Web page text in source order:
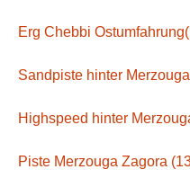
Erg Chebbi
Sandpiste hinter
Highspeed hinter
Piste Merzouga Zagora